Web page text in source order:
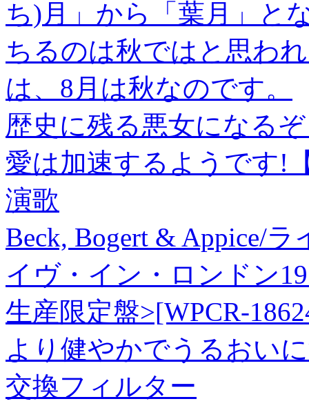
ち)月」から「葉月」と
ちるのは秋ではと思わ
は、8月は秋なのです。
歴史に残る悪女になる
愛は加速するようです!
演歌
Beck, Bogert & Appice/
イヴ・イン・ロンドン
生産限定盤>[WPCR-
より健やかでうるおい
交換フィルター